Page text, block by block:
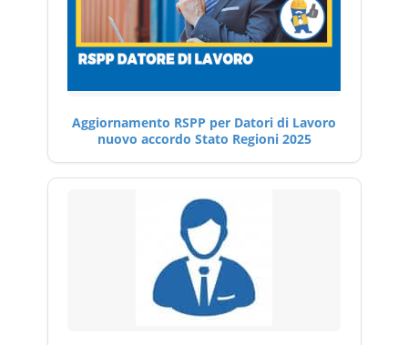
Aggiornamento RSPP per Datori di Lavoro
nuovo accordo Stato Regioni 2025